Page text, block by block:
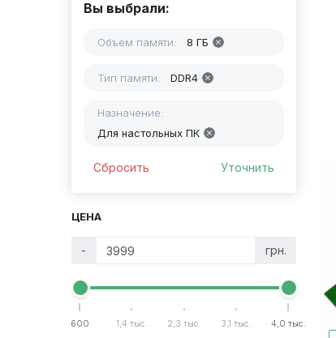
Вы выбрали:
Объем памяти: 8 ГБ
Тип памяти: DDR4
Назначение:
Для настольных ПК
Сбросить Уточнить
ЦЕНА
- грн.
600 1,4 тыс. 2,3 тыс. 3,1 тыс. 4,0 тыс.